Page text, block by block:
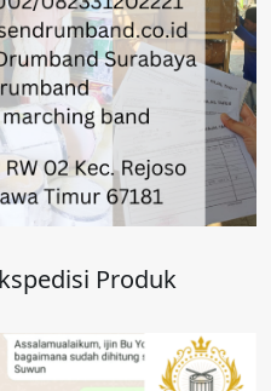
Produk